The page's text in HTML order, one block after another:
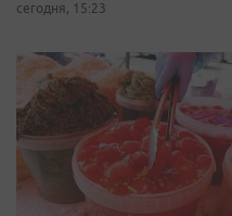
сегодня, 15:23